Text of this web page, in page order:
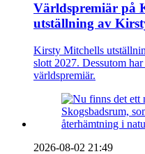
Världspremiär på
utställning av
Kirsty Mitchells
slott 2027. Dessutom
världspremiär.
2026-08-02 21:49